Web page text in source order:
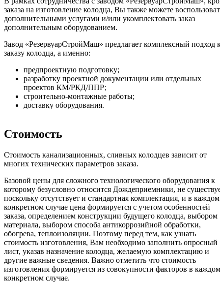
заказа на изготовление колодца, Вы также можете
дополнительными услугами и/или укомплектовать заказ
дополнительным оборудованием.
Завод «РезервуарСтройМаш» предлагает комплексный подход
заказу колодца, а именно:
предпроектную подготовку;
разработку проектной документации или отдельных
проектов КМ/РКД/ППР;
строительно-монтажные работы;
доставку оборудования.
Стоимость
Стоимость канализационных, сливных колодцев зависит от
многих технических параметров заказа.
Базовой цены для сложного технологического оборудования к
которому безусловно относится Дождеприемники, не
поскольку отсутствует и стандартная комплектация, и в каждом
конкретном случае цена формируется с учетом особенностей
заказа, определением конструкции будущего колодца, выбором
материала, выбором способа антикоррозийной обработки,
обогрева, теплоизоляции. Поэтому перед тем, как узнать
стоимость изготовления, Вам необходимо заполнить опросный
лист, указав назначение колодца, желаемую комплектацию и
другие важные сведения. Важно отметить что стоимость
изготовления формируется из совокупности факторов в каждом
конкретном случае.